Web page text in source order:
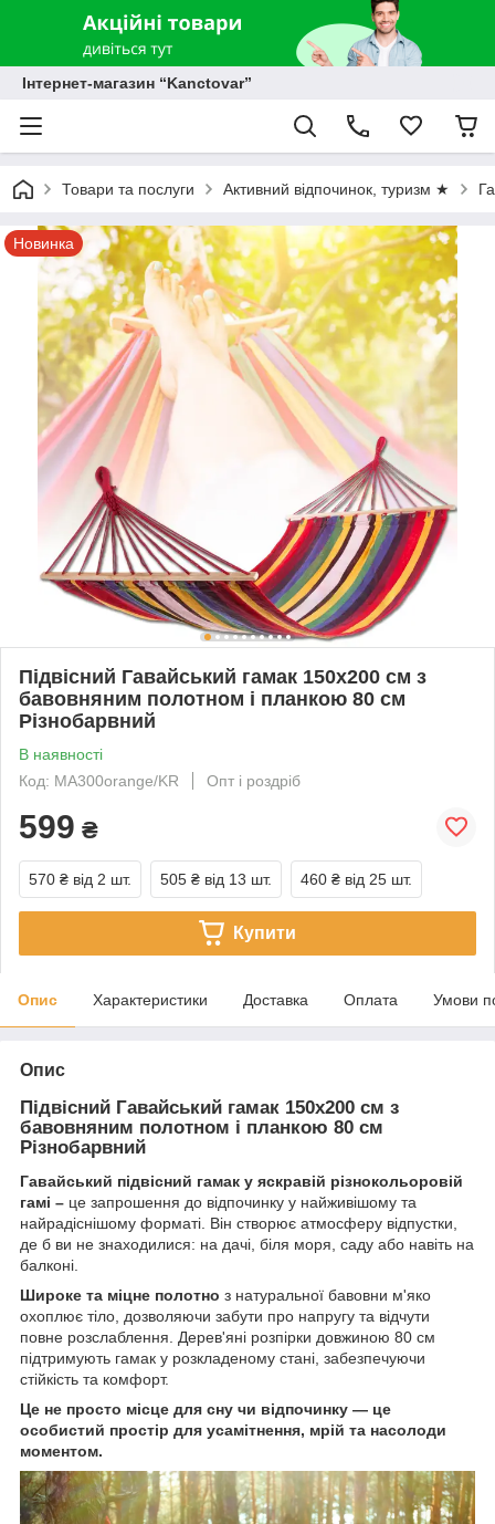
Інтернет-магазин “Kanctovar”
Товари та послуги Активний відпочинок, туризм ★
Новинка
Підвісний Гавайський гамак 150х200 см з
бавовняним полотном і планкою 80 см
Різнобарвний
В наявності
Код: MA300orange/KR
Опт і роздріб
599 ₴
570 ₴ від 2 шт. 505 ₴ від 13 шт. 460 ₴ від 25 шт.
Купити
Опис Характеристики Доставка Оплата Умови
Опис
Підвісний Гавайський гамак 150х200 см з
бавовняним полотном і планкою 80 см
Різнобарвний
Гавайський підвісний гамак у яскравій різнокольоровій
гамі – це запрошення до відпочинку у найживішому та
найрадіснішому форматі. Він створює атмосферу відпустки,
де б ви не знаходилися: на дачі, біля моря, саду або навіть на
балконі.
Широке та міцне полотно з натуральної бавовни м'яко
охоплює тіло, дозволяючи забути про напругу та відчути
повне розслаблення. Дерев'яні розпірки довжиною 80 см
підтримують гамак у розкладеному стані, забезпечуючи
стійкість та комфорт.
Це не просто місце для сну чи відпочинку — це
особистий простір для усамітнення, мрій та насолоди
моментом.